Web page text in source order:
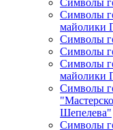
Символы
майолики
Символы
Символы
Символы
майолики
Символы
Шепелева"
Символы